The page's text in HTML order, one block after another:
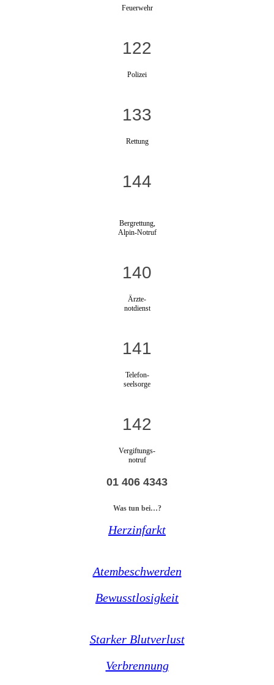
Feuerwehr
122
Polizei
133
Rettung
144
Bergrettung,
Alpin-Notruf
140
Ärzte-
notdienst
141
Telefon-
seelsorge
142
Vergiftungs-
notruf
01 406 4343
Was tun bei…?
Herzinfarkt
Atembeschwerden
Bewusstlosigkeit
Starker Blutverlust
Verbrennung